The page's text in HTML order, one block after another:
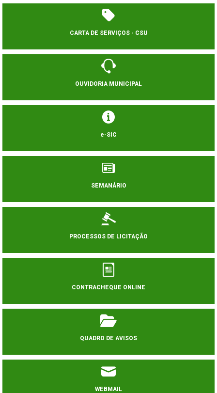
CARTA DE SERVIÇOS - CSU
OUVIDORIA MUNICIPAL
e-SIC
SEMANÁRIO
PROCESSOS DE LICITAÇÃO
CONTRACHEQUE ONLINE
QUADRO DE AVISOS
WEBMAIL